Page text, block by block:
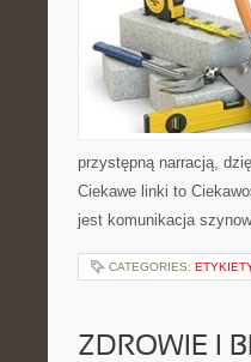
przystępną narracją,
Ciekawe linki to
jest komunikacja
CATEGORIES:
ZDROWIE I